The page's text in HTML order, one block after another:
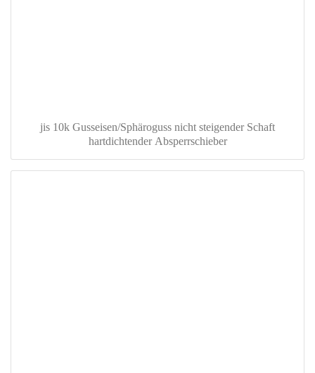
jis 10k Gusseisen/Sphäroguss nicht steigender Schaft
hartdichtender Absperrschieber